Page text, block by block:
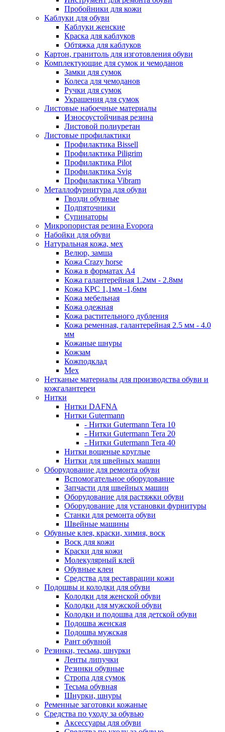
Пробойники для кожи
Каблуки для обуви
Каблуки женские
Краска для каблуков
Обтяжка для каблуков
Картон, гранитоль для изготовления обуви
Комплектующие для сумок и чемоданов
Замки для сумок
Колеса для чемоданов
Ручки для сумок
Украшения для сумок
Листовые набоечные материалы
Износоустойчивая резина
Листовой полиуретан
Листовые профилактики
Профилактика Bissell
Профилактика Piligrim
Профилактика Pilot
Профилактика Svig
Профилактика Vibram
Металлофурнитура для обуви
Гвозди обувные
Подпяточники
Супинаторы
Микропористая резина Evopora
Набойки для обуви
Натуральная кожа, мех
Велюр, замша
Кожа Crazy horse
Кожа в форматах А4
Кожа галантерейная 1.2мм - 2.8мм
Кожа КРС 1,1мм -1,6мм
Кожа мебельная
Кожа одежная
Кожа растительного дубления
Кожа ременная, галантерейная 2.5 мм - 4.0
мм
Кожаные шнуры
Кожзам
Кожподклад
Мех
Нетканые материалы для производства обуви и
кожгалантереи
Нитки
Нитки DAFNA
Нитки Gutermann
- Нитки Gutermann Tera 10
- Нитки Gutermann Tera 20
- Нитки Gutermann Tera 40
Нитки вощеные круглые
Нитки для швейных машин
Оборудование для ремонта обуви
Вспомогательное оборудование
Запчасти для швейных машин
Оборудование для растяжки обуви
Оборудование для установки фурнитуры
Станки для ремонта обуви
Швейные машины
Обувные клея, краски, химия, воск
Воск для кожи
Краски для кожи
Молекулярный клей
Обувные клеи
Средства для реставрации кожи
Подошвы и колодки для обуви
Колодки для женской обуви
Колодки для мужской обуви
Колодки и подошва для детской обуви
Подошва женская
Подошва мужская
Рант обувной
Резинки, тесьма, шнурки
Ленты липучки
Резинки обувные
Стропа для сумок
Тесьма обувная
Шнурки, шнуры
Ременные заготовки кожаные
Средства по уходу за обувью
Аксессуары для обуви